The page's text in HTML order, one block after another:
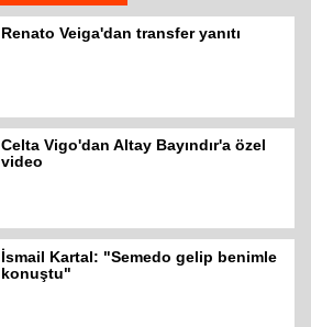
Renato Veiga'dan transfer yanıtı
Celta Vigo'dan Altay Bayındır'a özel
video
İsmail Kartal: "Semedo gelip benimle
konuştu"